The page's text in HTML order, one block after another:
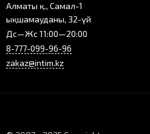
Алматы қ., Самал-1
ықшамауданы, 32-үй
Дс—Жс 11:00—20:00
8-777-099-96-96
zakaz@intim.kz